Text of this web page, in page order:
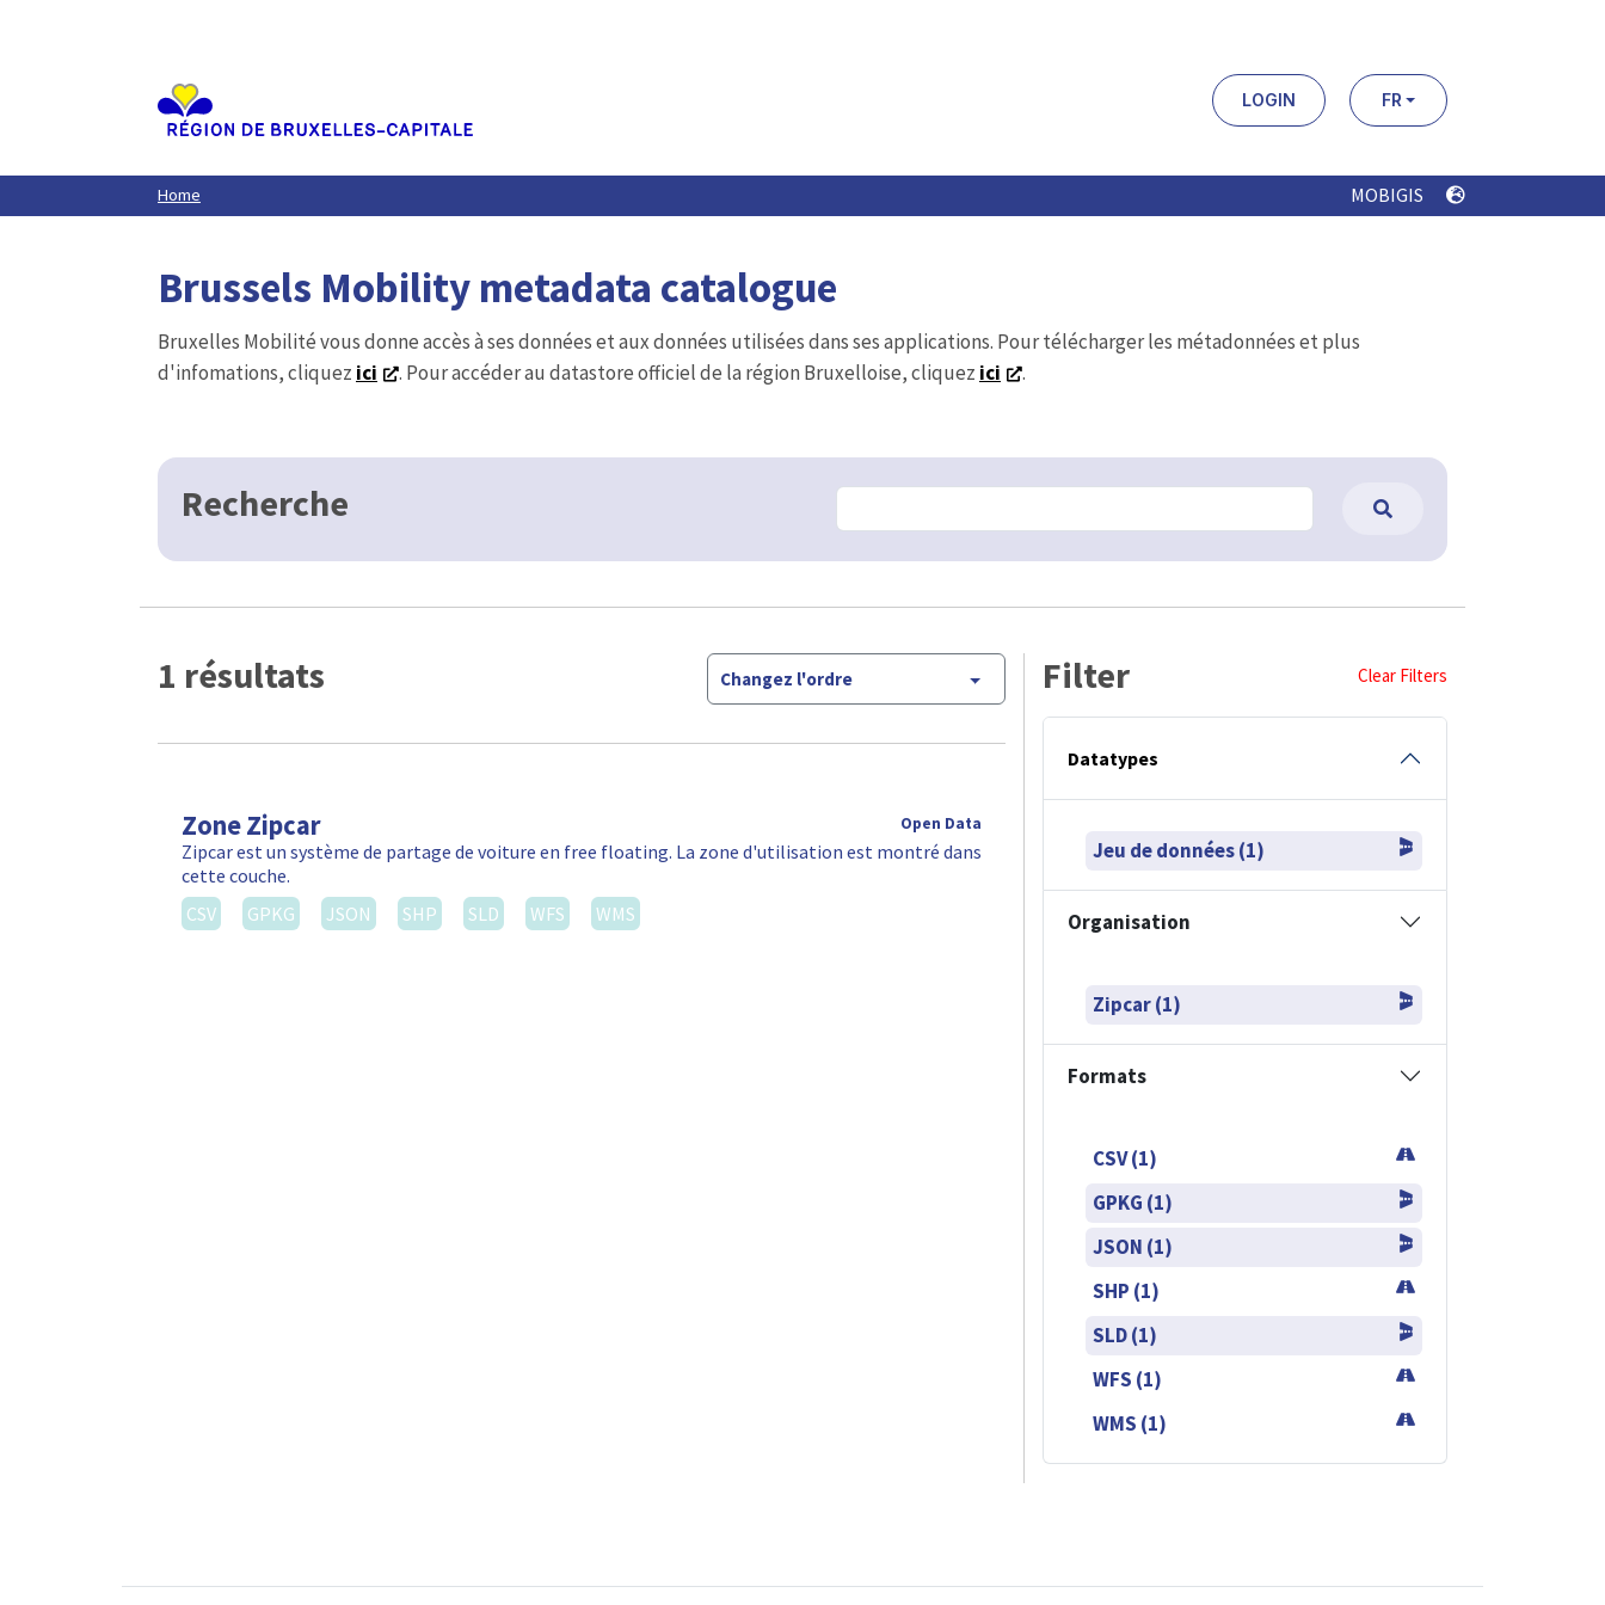
LOGIN FR
Home MOBIGIS
Brussels Mobility metadata catalogue
Bruxelles Mobilité vous donne accès à ses données et aux données utilisées dans ses applications. Pour télécharger les métadonnées et plus
d'infomations, cliquez ici . Pour accéder au datastore officiel de la région Bruxelloise, cliquez ici .
Recherche
1 résultats Changez l'ordre
Zone Zipcar Open Data
Zipcar est un système de partage de voiture en free floating. La zone d'utilisation est montré dans
cette couche.
CSV
GPKG JSON SHP SLD WFS WMS
Filter Clear Filters
Datatypes
Jeu de données (1)
Organisation
Zipcar (1)
Formats
CSV (1)
GPKG (1)
JSON (1)
SHP (1)
SLD (1)
WFS (1)
WMS (1)